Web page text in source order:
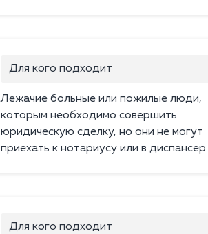
Для кого подходит
Лежачие больные или пожилые люди,
которым необходимо совершить
юридическую сделку, но они не могут
приехать к нотариусу или в диспансер.
Для кого подходит